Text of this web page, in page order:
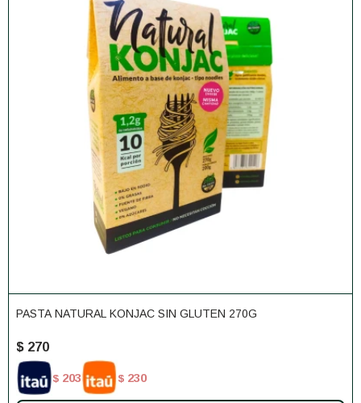
PASTA NATURAL KONJAC SIN GLUTEN 270G
$ 270
$ 203 $ 230